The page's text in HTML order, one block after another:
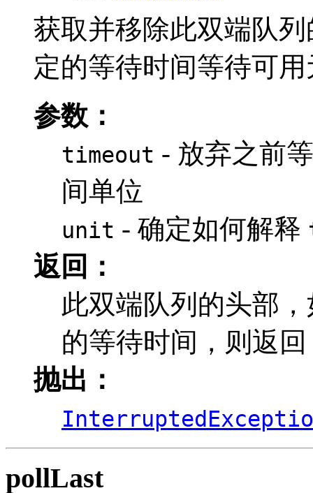
获取并移除此双端队
定的等待时间等待可
参数：
timeout - 放弃之前
间单位
unit - 确定如何解释
返回：
此双端队列的头部
的等待时间，则返回
抛出：
pollLast